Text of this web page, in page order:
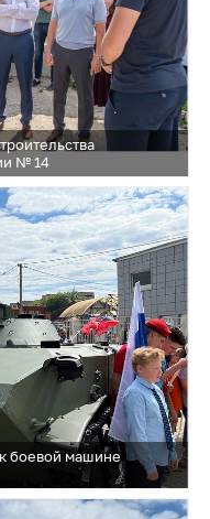
№ 14
боевой машине